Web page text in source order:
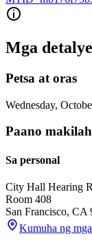
Mga
Petsa at oras
Wednesday,
Paano
Sa personal
City Hall Hearing
Room 408
San Francisco, CA
Kumuha ng